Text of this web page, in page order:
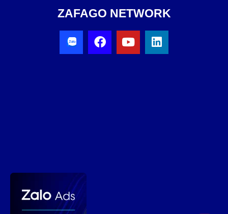
ZAFAGO NETWORK